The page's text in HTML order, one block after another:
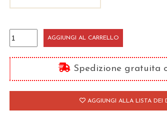
Tutto
il
Vangelo
in
quel
AGGIUNGI AL CARRELLO
Spedizione gratuita
AGGIUNGI ALLA LISTA DEI